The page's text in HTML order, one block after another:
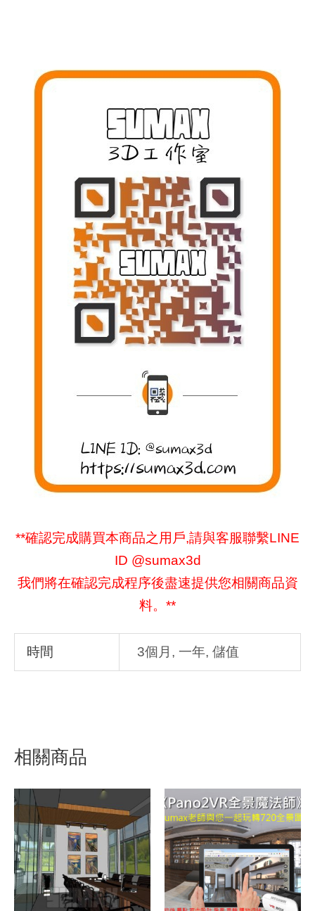
**確認完成購買本商品之用戶,請與客服聯繫LINE
ID @sumax3d
我們將在確認完成程序後盡速提供您相關商品資
料。**
時間 3個月, 一年, 儲值
相關商品
始
價
格：
NT$37,450。
前
價
格：
NT$36,000。